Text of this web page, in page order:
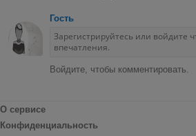
Гость
Войдите, чтобы комментировать.
О сервисе
Конфиденциальность